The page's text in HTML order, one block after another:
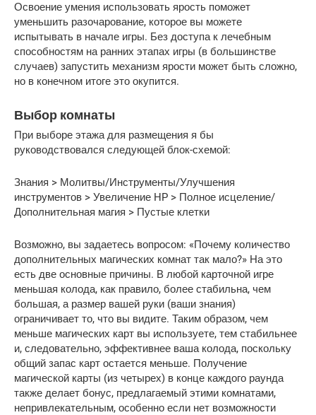
Освоение умения использовать ярость поможет
уменьшить разочарование, которое вы можете
испытывать в начале игры. Без доступа к лечебным
способностям на ранних этапах игры (в большинстве
случаев) запустить механизм ярости может быть сложно,
но в конечном итоге это окупится.
Выбор комнаты
При выборе этажа для размещения я бы
руководствовался следующей блок-схемой:
Знания > Молитвы/Инструменты/Улучшения
инструментов > Увеличение HP > Полное исцеление/
Дополнительная магия > Пустые клетки
Возможно, вы задаетесь вопросом: «Почему количество
дополнительных магических комнат так мало?» На это
есть две основные причины. В любой карточной игре
меньшая колода, как правило, более стабильна, чем
большая, а размер вашей руки (ваши знания)
ограничивает то, что вы видите. Таким образом, чем
меньше магических карт вы используете, тем стабильнее
и, следовательно, эффективнее ваша колода, поскольку
общий запас карт остается меньше. Получение
магической карты (из четырех) в конце каждого раунда
также делает бонус, предлагаемый этими комнатами,
непривлекательным, особенно если нет возможности